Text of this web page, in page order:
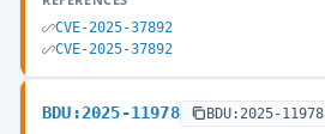
CVE-2025-37892
CVE-2025-37892
BDU:2025-11978 BDU:2025-11978